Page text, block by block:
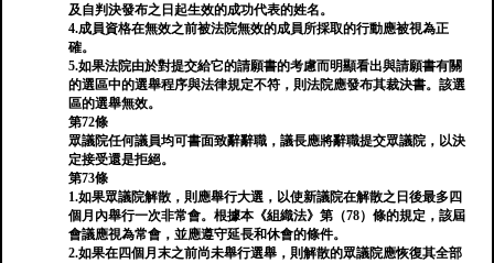
及自判決發布之日起生效的成功代表的姓名。
4.成員資格在無效之前被法院無效的成員所採取的行動應被視為正
確。
5.如果法院由於對提交給它的請願書的考慮而明顯看出與請願書有關
的選區中的選舉程序與法律規定不符，則法院應發布其裁決書。該選
區的選舉無效。
第72條
眾議院任何議員均可書面致辭辭職，議長應將辭職提交眾議院，以決
定接受還是拒絕。
第73條
1.如果眾議院解散，則應舉行大選，以使新議院在解散之日後最多四
個月內舉行一次非常會。根據本《組織法》第（78）條的規定，該屆
會議應視為常會，並應遵守延長和休會的條件。
2.如果在四個月末之前尚未舉行選舉，則解散的眾議院應恢復其全部